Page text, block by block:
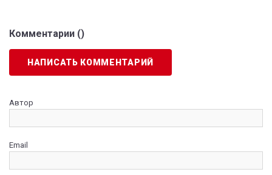
Комментарии ()
НАПИСАТЬ КОММЕНТАРИЙ
Автор
Email